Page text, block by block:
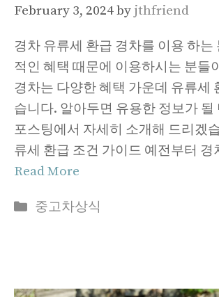
February 3, 2024by jthfriend
경차 유류세 환급 경차를 이용 하는
적인 혜택 때문에 이용하시는 분들
경차는 다양한 혜택 가운데 유류세
습니다. 알아두면 유용한 정보가 될
포스팅에서 자세히 소개해 드리겠
류세 환급 조건 가이드 예전부터
Read More
Categories
중고차상식